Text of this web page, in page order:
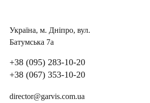
Україна, м. Дніпро, вул.
Батумська 7а
+38 (095) 283-10-20
+38 (067) 353-10-20
director@garvis.com.ua